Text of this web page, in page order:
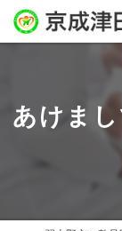
あけま